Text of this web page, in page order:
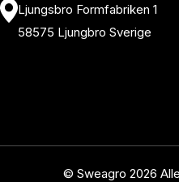
Ljungsbro Formfabriken 1
58575 Ljungbro Sverige
© Sweagro 2026